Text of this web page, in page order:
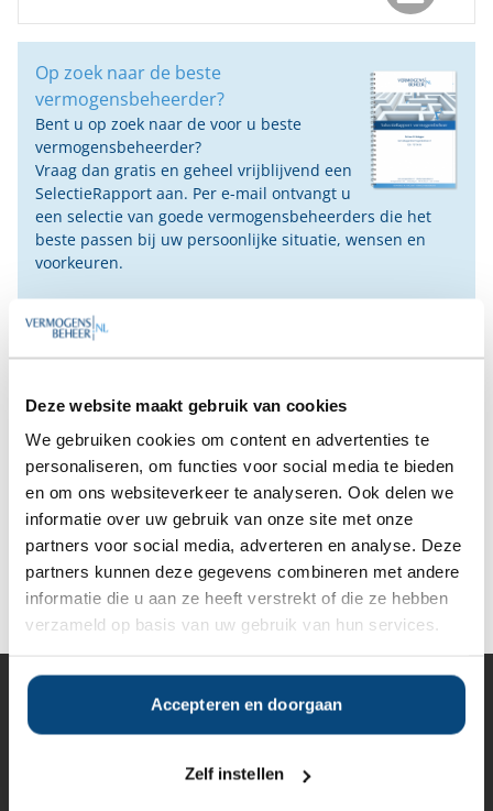
Deze website maakt gebruik van cookies
We gebruiken cookies om content en advertenties te
personaliseren, om functies voor social media te bieden
en om ons websiteverkeer te analyseren. Ook delen we
informatie over uw gebruik van onze site met onze
partners voor social media, adverteren en analyse. Deze
partners kunnen deze gegevens combineren met andere
informatie die u aan ze heeft verstrekt of die ze hebben
verzameld op basis van uw gebruik van hun services.
Accepteren en doorgaan
Zelf instellen
Op zoek naar de beste
vermogensbeheerder?
Bent u op zoek naar de voor u beste
vermogensbeheerder?
Vraag dan gratis en geheel vrijblijvend een
SelectieRapport aan. Per e-mail ontvangt u
een selectie van goede vermogensbeheerders die het
beste passen bij uw persoonlijke situatie, wensen en
voorkeuren.
Gratis Selectierapport
Vanaf
€500.000
Vanaf
€500.000
Vanaf
€500.000
Vanaf
€500.000
Deel op Facebook
Deel op X
Deel op LinkedIn
Vermogensbeheer
Alle vermogensbeheerders in Nederland
Vermogensbeheerders per regio